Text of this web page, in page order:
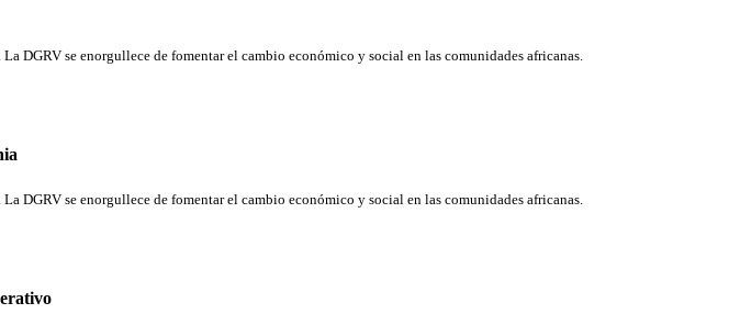
DGRV se enorgullece de fomentar el cambio económico y social en las comunidades africanas.
DGRV se enorgullece de fomentar el cambio económico y social en las comunidades africanas.